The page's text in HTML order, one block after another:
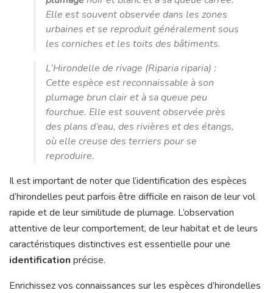
Elle est souvent observée dans les zones
urbaines et se reproduit généralement sous
les corniches et les toits des bâtiments.
L’Hirondelle de rivage (Riparia riparia) :
Cette espèce est reconnaissable à son
plumage brun clair et à sa queue peu
fourchue. Elle est souvent observée près
des plans d’eau, des rivières et des étangs,
où elle creuse des terriers pour se
reproduire.
Il est important de noter que l’identification des espèces
d’hirondelles peut parfois être difficile en raison de leur vol
rapide et de leur similitude de plumage. L’observation
attentive de leur comportement, de leur habitat et de leurs
caractéristiques distinctives est essentielle pour une
identification précise.
Enrichissez vos connaissances sur les espèces d’hirondelles